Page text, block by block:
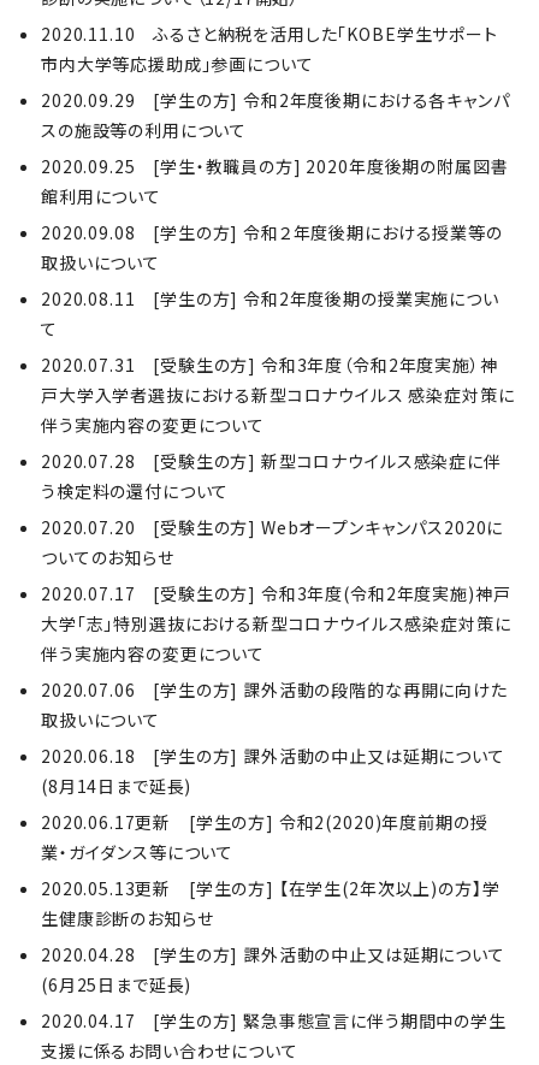
2020.11.10 ふるさと納税を活用した「KOBE学生サポート
市内大学等応援助成」参画について
2020.09.29 [学生の方] 令和2年度後期における各キャンパ
スの施設等の利用について
2020.09.25 [学生・教職員の方] 2020年度後期の附属図書
館利用について
2020.09.08 [学生の方] 令和２年度後期における授業等の
取扱いについて
2020.08.11 [学生の方] 令和2年度後期の授業実施につい
て
2020.07.31 [受験生の方] 令和3年度（令和2年度実施）神
戸大学入学者選抜における新型コロナウイルス 感染症対策に
伴う実施内容の変更について
2020.07.28 [受験生の方] 新型コロナウイルス感染症に伴
う検定料の還付について
2020.07.20 [受験生の方] Webオープンキャンパス2020に
ついてのお知らせ
2020.07.17 [受験生の方] 令和3年度(令和2年度実施)神戸
大学「志」特別選抜における新型コロナウイルス感染症対策に
伴う実施内容の変更について
2020.07.06 [学生の方] 課外活動の段階的な再開に向けた
取扱いについて
2020.06.18 [学生の方] 課外活動の中止又は延期について
(8月14日まで延長)
2020.06.17更新 [学生の方] 令和2(2020)年度前期の授
業・ガイダンス等について
2020.05.13更新 [学生の方] 【在学生(2年次以上)の方】学
生健康診断のお知らせ
2020.04.28 [学生の方] 課外活動の中止又は延期について
(6月25日まで延長)
2020.04.17 [学生の方] 緊急事態宣言に伴う期間中の学生
支援に係るお問い合わせについて